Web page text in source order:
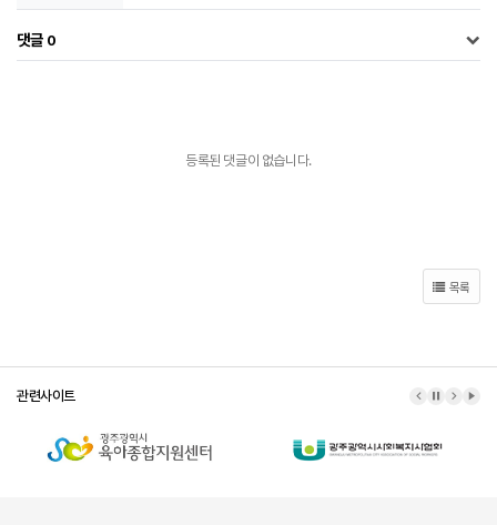
댓글 0
등록된 댓글이 없습니다.
목록
관련사이트 이전 배너
배너 정지
다음 배
배